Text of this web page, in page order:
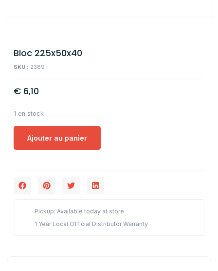
Bloc 225x50x40
SKU : 2389
€ 6,10
1 en stock
Ajouter au panier
Pickup: Available today at store
1 Year Local Official Distributor Warranty